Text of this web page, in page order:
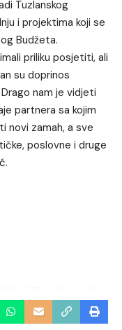
Tuzlanskog
i projektima koji se
Budžeta.
priliku posjetiti, ali
su doprinos
nam je vidjeti
partnera sa kojim
novi zamah, a sve
poslovne i druge